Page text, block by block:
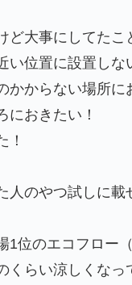
ど大事にしてたこ
位置に設置しな
からない場所に
おきたい！
！
人のやつ試しに
1位のエコフロー
くらい涼しくなっ